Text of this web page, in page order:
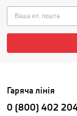
Гаряча лінія
0 (800) 402